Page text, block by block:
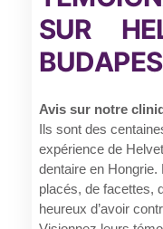
SUR
Avis sur notre
Ils sont des
expérience de
dentaire en Hongrie.
placés, de facettes,
heureux d’avoir